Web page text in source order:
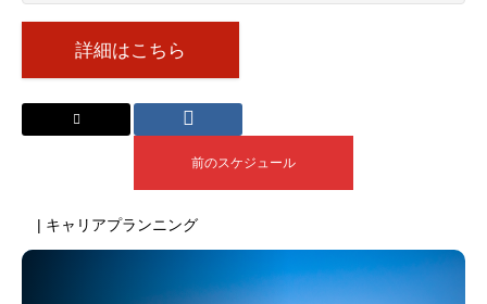
詳細はこちら
前のスケジュール
| キャリアプランニング